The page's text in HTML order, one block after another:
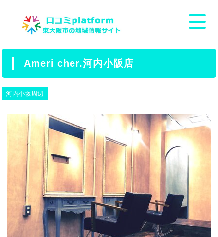
Ameri cher.河内小阪店
河内小坂周辺